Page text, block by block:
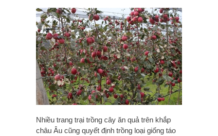
Nhiều trang trại trồng cây ăn quả trên khắp
châu Âu cũng quyết định trồng loại giống táo